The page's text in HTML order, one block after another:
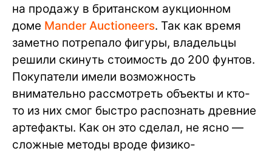
на продажу в британском аукционном
доме Mander Auctioneers. Так как время
заметно потрепало фигуры, владельцы
решили скинуть стоимость до 200 фунтов.
Покупатели имели возможность
внимательно рассмотреть объекты и кто-
то из них смог быстро распознать древние
артефакты. Как он это сделал, не ясно —
сложные методы вроде физико-